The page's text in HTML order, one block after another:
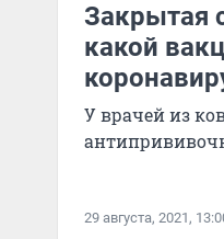
Закрытая
какой
У врачей из
29 августа, 2021,